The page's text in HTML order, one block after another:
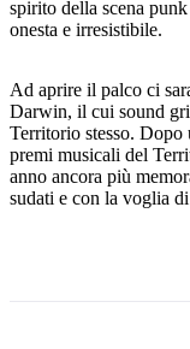
spirito della scena
onesta e irresistibile.
Ad aprire il palco ci
Darwin, il cui sound
Territorio stesso. Dopo
premi musicali del
anno ancora più
sudati e con la voglia